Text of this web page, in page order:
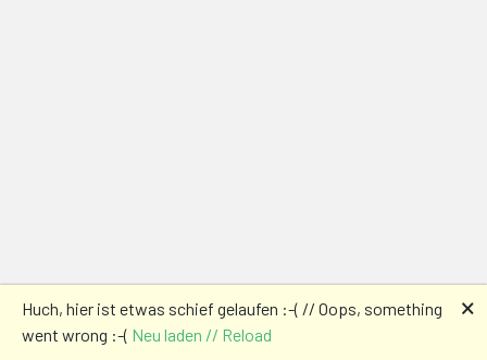
Huch, hier ist etwas schief gelaufen :-( // Oops, something
went wrong :-( Neu laden // Reload
🗙